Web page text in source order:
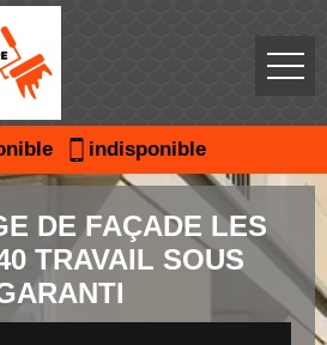
indisponible
DE FAÇADE LES
TRAVAIL SOUS